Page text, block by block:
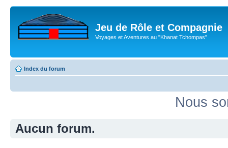
Jeu de Rôle et Compagnie
Voyages et Aventures au "Khanat Tchompas"
Index du forum
Nous
Aucun forum.